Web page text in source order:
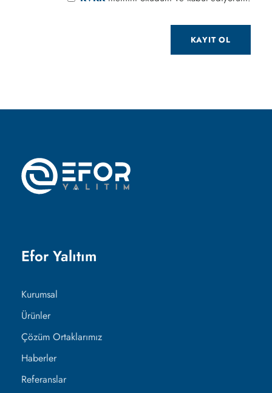
Efor Yalıtım
Kurumsal
Ürünler
Çözüm Ortaklarımız
Haberler
Referanslar